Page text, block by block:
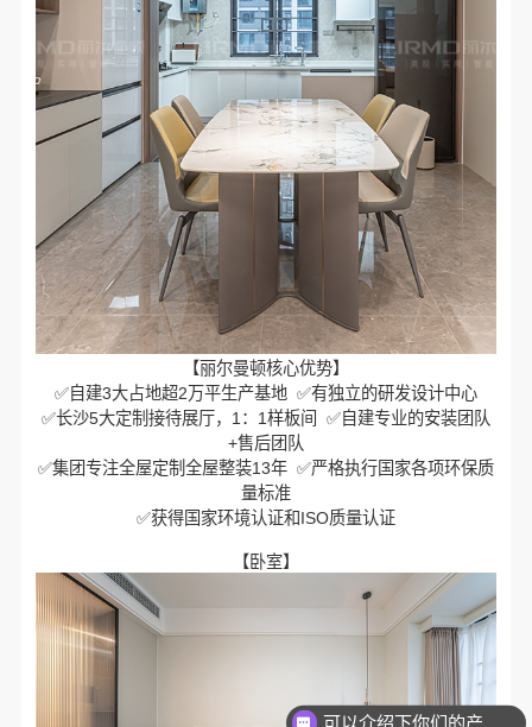
【丽尔曼顿核心优势】
✅自建3大占地超2万平生产基地 ✅有独立的研发设计中心
✅长沙5大定制接待展厅，1：1样板间 ✅自建专业的安装团队
+售后团队
✅集团专注全屋定制全屋整装13年 ✅严格执行国家各项环保质
量标准
✅获得国家环境认证和ISO质量认证
【卧室】